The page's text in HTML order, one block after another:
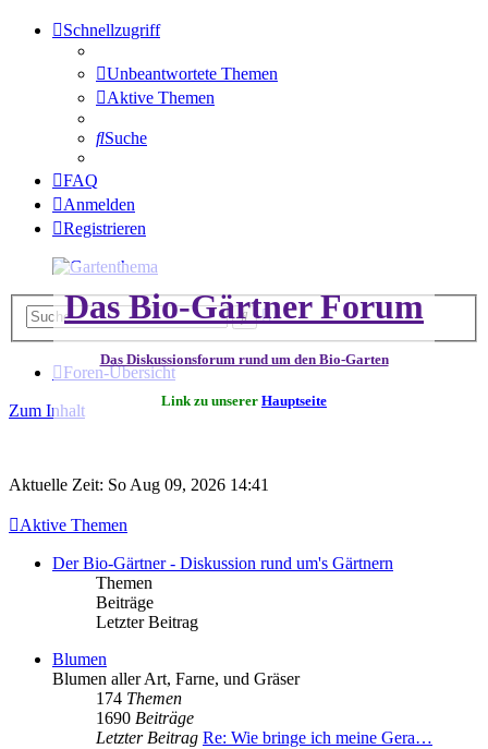
Schnellzugriff
Unbeantwortete Themen
Aktive Themen
Suche
FAQ
Anmelden
Registrieren
Das Bio-Gärtner Forum
Das Diskussionsforum rund um den Bio-Garten
Link zu unserer Hauptseite
SucheErweiterte
Foren-Übersicht
Zum Inhalt
Aktuelle Zeit: So Aug 09, 2026 14:41
Aktive Themen
Der Bio-Gärtner - Diskussion rund um's Gärtnern
Themen
Beiträge
Letzter Beitrag
Blumen
Blumen aller Art, Farne, und Gräser
174 Themen
1690 Beiträge
Letzter Beitrag Re: Wie bringe ich meine Gera…